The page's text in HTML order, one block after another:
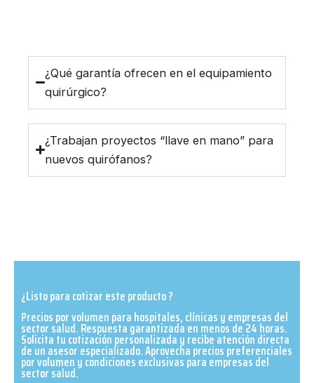
¿Qué garantía ofrecen en el equipamiento
quirúrgico?
¿Trabajan proyectos “llave en mano” para
nuevos quirófanos?
¿Listo para cotizar este producto ?
Precios por volumen para hospitales, clínicas y empresas del
sector salud. Respuesta garantizada en menos de 24 horas.
Solicita tu cotización personalizada y recibe atención directa
de un asesor especializado. Aprovecha precios preferenciales
por volumen y condiciones exclusivas para empresas del
sector salud.​